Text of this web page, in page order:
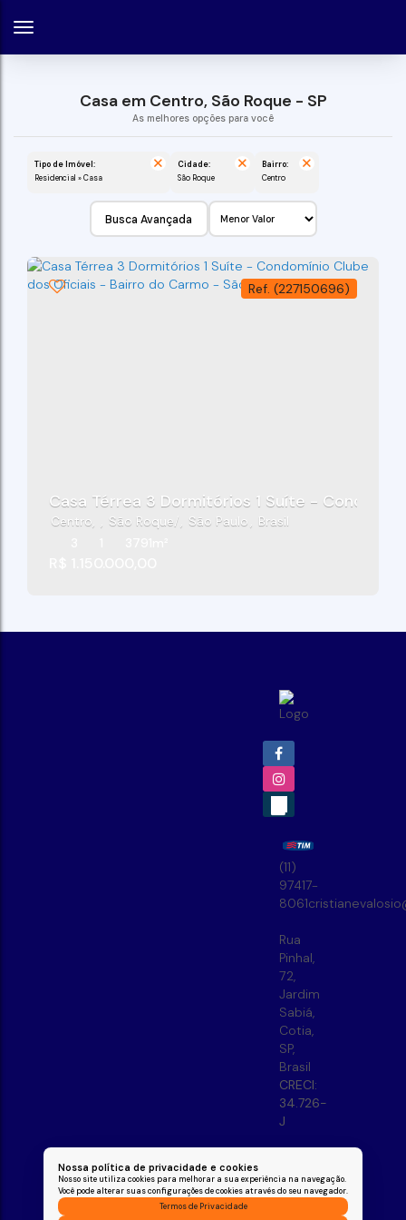
Nossa política de privacidade e cookies
Nosso site utiliza cookies para melhorar a sua experiência na navegação.
Você pode alterar suas configurações de cookies através do seu navegador.
Termos de Privacidade
Casa em Centro, São Roque - SP
Tipo de Imóvel:
Residencial » Casa
Cidade:
São Roque
Bairro:
Centro
Busca Avançada
(227150696)
Casa Térrea 3 Dormitórios 1 Suíte -
Centro São Roque São Paulo
Brasil
(11)
97417-
8061
Rua
Pinhal,
72,
Jardim
Sabiá,
Cotia,
SP,
Brasil
CRECI:
34.726-
J